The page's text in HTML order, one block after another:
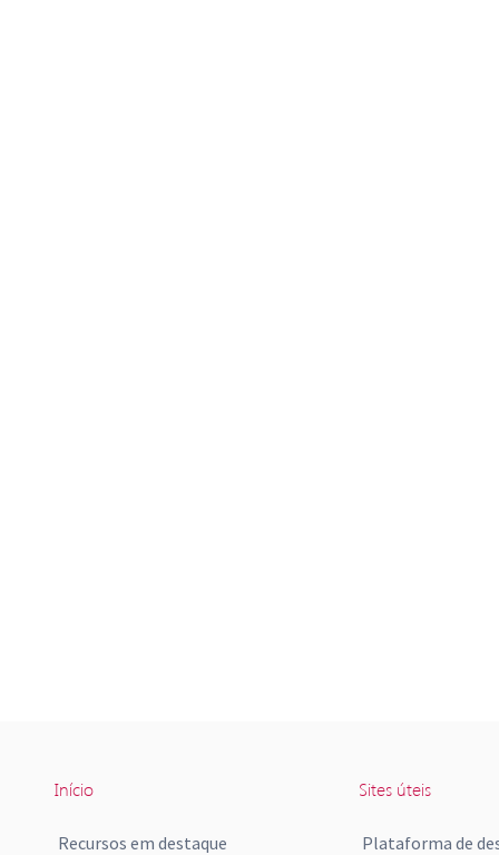
Início
Recursos em destaque
Sites úteis
Plataforma de